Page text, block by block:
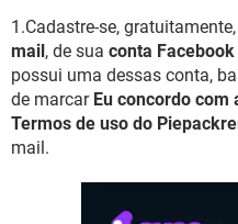
1.Cadastre-se,
mail, de sua conta Facebook
possui uma dessas conta,
de marcar Eu concordo com
Termos de uso do
mail.